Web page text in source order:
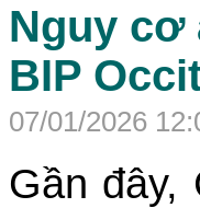
Nguy cơ
BIP
07/01/2026
Gần đây,